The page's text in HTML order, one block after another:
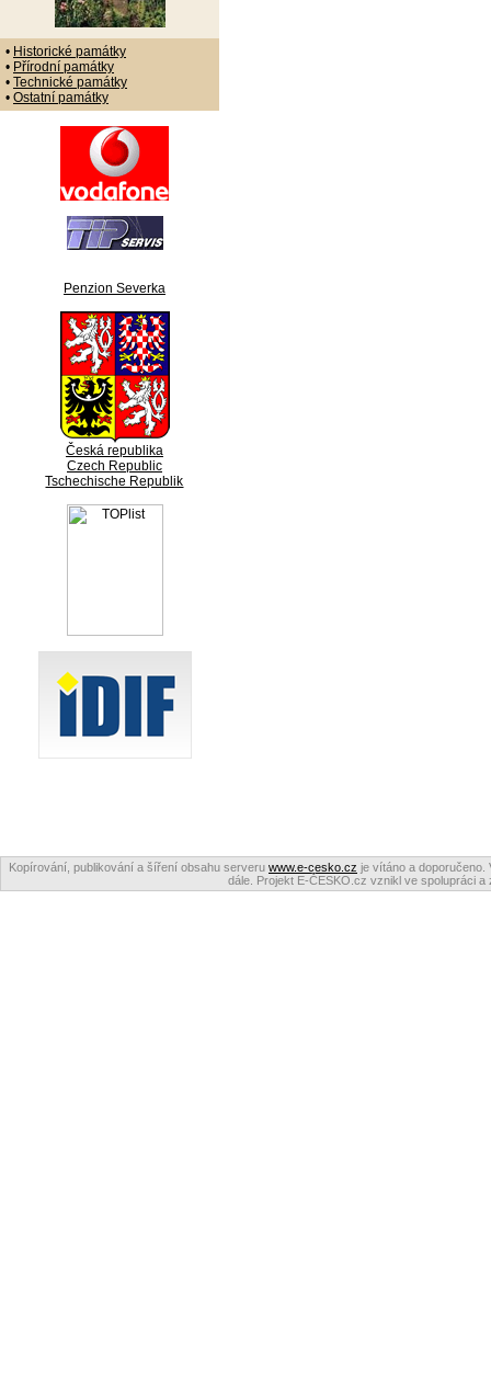
• Historické památky
• Přírodní památky
• Technické památky
• Ostatní památky
Penzion Severka
Česká republika
Czech Republic
Tschechische Republik
Kopírování, publikování a šíření obsahu serveru www.e-cesko.cz je vítáno a doporučeno.
dále. Projekt E-ČESKO.cz vznikl ve spolupráci